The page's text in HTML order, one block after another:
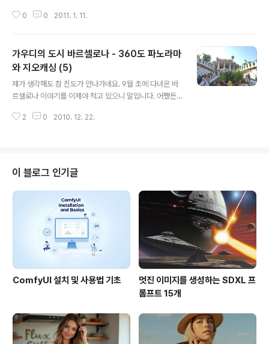
어보세요. 먼저 몬주익 공원을 둘러보기로 했습니다. 바르
익 올림픽경기장도 바로 이 언덕에 있습니다. 일단 지하철
과 곤돌라를 타고 몬주익 언덕을 올라가서 걸어내려오기로
했습니다. 아래가 곤돌라의 모습입니다. 이걸 타고 끝까지
올라가서 내리면 몬주익 언덕입니다. 아래는 몬주익 성입
덩이에는 예쁜 정원이 꾸며져 있습니다. 아래 무식하게 큰
0 0 2011. 1. 11.
가우디의 도시 바르셀로나 - 360도 파노라마
와 지오캐싱 (5)
제가 생각해도 참 진도가 안나가네요. 9월 초에 다녀온 바
르셀로나 이야기를 이제야 적고 있으니 말입니다. 어쨌든
글, 네번째 글을 읽어보세요. 네번째 글에서 언급한 것처럼
말 충분한 시간이 있다면 하루 종일 구석구석 돌아보고 싶
습니다. 아래는 구엘 공원 입구입니다. 사진 중심부에 있는
동그라미 부분에 구엘공원의 대표 아이콘이라고 할 수 있
는 채색 타일 도마뱀이 있습니다. 아래가 그 도마뱀입니다.
제 카메라 배터리가 다 떨어지는 바람에 제가 직접 찍은 사
진은 없습니다. 그러고 보니 제..
2 0 2010. 12. 22.
이 블로그 인기글
ComfyUI 설치 및 사용법 기초
멋진 이미지를 생성하는 SDXL 프
롬프트 15개